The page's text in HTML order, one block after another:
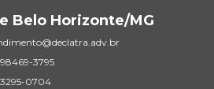
Belo Horizonte/MG
98469-3795
3295-0704